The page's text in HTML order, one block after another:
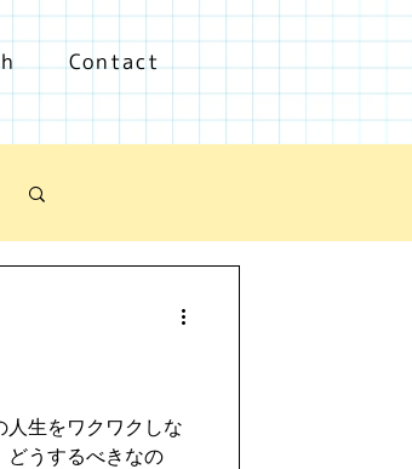
Contact
人生をワクワクしな
どうするべきなの